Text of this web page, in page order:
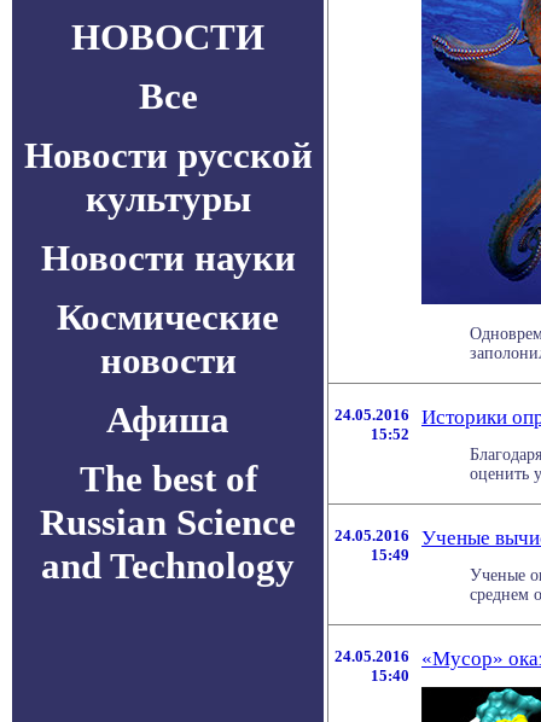
НОВОСТИ
Все
Новости русской
культуры
Новости науки
Космические
новости
Афиша
The best of
Russian Science
and Technology
24.05.2016
15:52
Историки
оценить
24.05.2016
15:49
Ученые
Ученые
среднем
24.05.2016
15:40
«Мусор»